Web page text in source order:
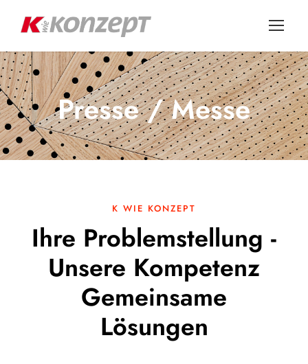
Presse / Messe
K WIE KONZEPT
Ihre Problemstellung -
Unsere Kompetenz
Gemeinsame
Lösungen